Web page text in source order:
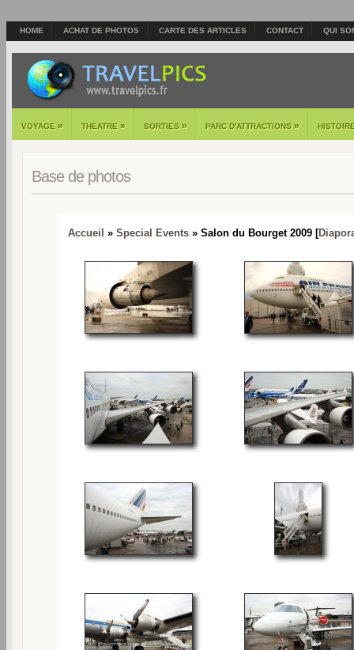
HOME ACHAT DE PHOTOS CARTE DES ARTICLES CONTACT QUI
VOYAGE » THEATRE » SORTIES » PARC D'ATTRACTIONS »
Base de photos
Accueil » Special Events » Salon du Bourget 2009 [